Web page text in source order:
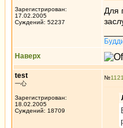
Зарегистрирован:
17.02.2005
Суждений: 52237
Для
Наверх
test
一心
Зарегистрирован:
18.02.2005
Суждений: 18709
№